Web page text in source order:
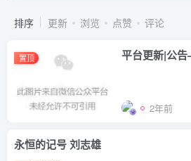
排序 更新 浏览 点赞 评论
置顶 平台更新|公
2年前
永恒的记号 刘志雄